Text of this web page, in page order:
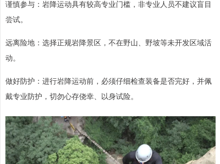
谨慎参与：岩降运动具有较高专业门槛，非专业人员不建议盲目
尝试。
远离险地：选择正规岩降景区，不在野山、野坡等未开发区域活
动。
做好防护：进行岩降运动前，必须仔细检查装备是否完好，并佩
戴专业防护，切勿心存侥幸、以身试险。